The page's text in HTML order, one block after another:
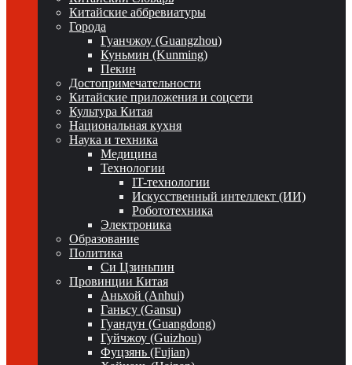
Китайские аббревиатуры
Города
Гуанчжоу (Guangzhou)
Куньмин (Kunming)
Пекин
Достопримечательности
Китайские приложения и соцсети
Культура Китая
Национальная кухня
Наука и техника
Медицина
Технологии
IT-технологии
Искусственный интеллект (ИИ)
Робототехника
Электроника
Образование
Политика
Си Цзиньпин
Провинции Китая
Аньхой (Anhui)
Ганьсу (Gansu)
Гуандун (Guangdong)
Гуйчжоу (Guizhou)
Фуцзянь (Fujian)